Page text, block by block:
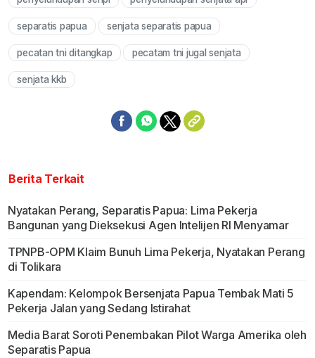
Mute
separatis papua senjata separatis papua
pecatan tni ditangkap pecatam tni jugal senjata
senjata kkb
Berita Terkait
Nyatakan Perang, Separatis Papua: Lima Pekerja
Bangunan yang Dieksekusi Agen Intelijen RI Menyamar
TPNPB-OPM Klaim Bunuh Lima Pekerja, Nyatakan Perang
di Tolikara
Kapendam: Kelompok Bersenjata Papua Tembak Mati 5
Pekerja Jalan yang Sedang Istirahat
Media Barat Soroti Penembakan Pilot Warga Amerika oleh
Separatis Papua